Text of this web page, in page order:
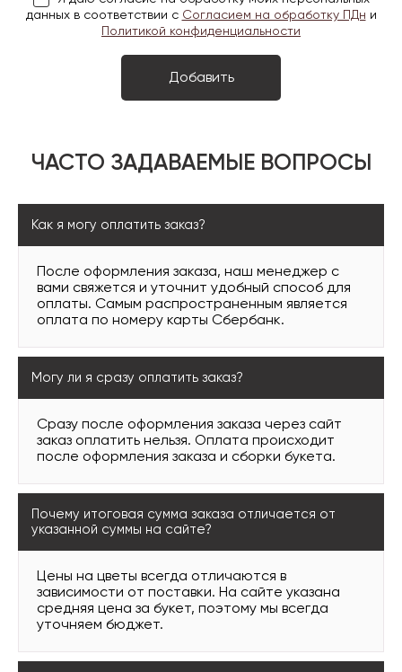
данных в соответствии с Согласием на обработку ПДн и
Политикой конфиденциальности
ЧАСТО ЗАДАВАЕМЫЕ ВОПРОСЫ
Как я могу оплатить заказ?
После оформления заказа, наш менеджер с
вами свяжется и уточнит удобный способ для
оплаты. Самым распространенным является
оплата по номеру карты Сбербанк.
Могу ли я сразу оплатить заказ?
Сразу после оформления заказа через сайт
заказ оплатить нельзя. Оплата происходит
после оформления заказа и сборки букета.
Почему итоговая сумма заказа отличается от
указанной суммы на сайте?
Цены на цветы всегда отличаются в
зависимости от поставки. На сайте указана
средняя цена за букет, поэтому мы всегда
уточняем бюджет.